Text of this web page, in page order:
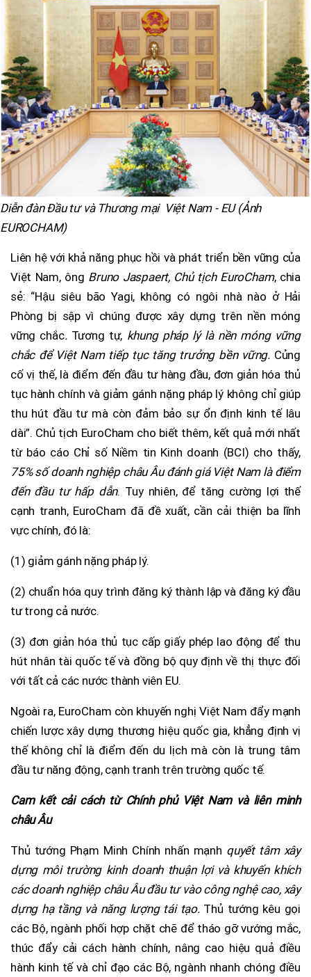
Diễn đàn Đầu tư và Thương mại Việt Nam - EU (Ảnh
EUROCHAM)
Liên hệ với khả năng phục hồi và phát triển bền vững của
Việt Nam, ông Bruno Jaspaert, Chủ tịch EuroCham, chia
sẻ: “Hậu siêu bão Yagi, không có ngôi nhà nào ở Hải
Phòng bị sập vì chúng được xây dựng trên nền móng
vững chắc. Tương tự, khung pháp lý là nền móng vững
chắc để Việt Nam tiếp tục tăng trưởng bền vững. Củng
cố vị thế, là điểm đến đầu tư hàng đầu, đơn giản hóa thủ
tục hành chính và giảm gánh nặng pháp lý không chỉ giúp
thu hút đầu tư mà còn đảm bảo sự ổn định kinh tế lâu
dài”. Chủ tịch EuroCham cho biết thêm, kết quả mới nhất
từ báo cáo Chỉ số Niềm tin Kinh doanh (BCI) cho thấy,
75% số doanh nghiệp châu Âu đánh giá Việt Nam là điểm
đến đầu tư hấp dẫn. Tuy nhiên, để tăng cường lợi thế
cạnh tranh, EuroCham đã đề xuất, cần cải thiện ba lĩnh
vực chính, đó là:
(1) giảm gánh nặng pháp lý.
(2) chuẩn hóa quy trình đăng ký thành lập và đăng ký đầu
tư trong cả nước.
(3) đơn giản hóa thủ tục cấp giấy phép lao động để thu
hút nhân tài quốc tế và đồng bộ quy định về thị thực đối
với tất cả các nước thành viên EU.
Ngoài ra, EuroCham còn khuyến nghị Việt Nam đẩy mạnh
chiến lược xây dựng thương hiệu quốc gia, khẳng định vị
thế không chỉ là điểm đến du lịch mà còn là trung tâm
đầu tư năng động, cạnh tranh trên trường quốc tế.
Cam kết cải cách từ Chính phủ Việt Nam và liên minh
châu Âu
Thủ tướng Phạm Minh Chính nhấn mạnh quyết tâm xây
dựng môi trường kinh doanh thuận lợi và khuyến khích
các doanh nghiệp châu Âu đầu tư vào công nghệ cao, xây
dựng hạ tầng và năng lượng tái tạo.Thủ tướng kêu gọi
các Bộ, ngành phối hợp chặt chẽ để tháo gỡ vướng mắc,
thúc đẩy cải cách hành chính, nâng cao hiệu quả điều
hành kinh tế và chỉ đạo các Bộ, ngành nhanh chóng điều